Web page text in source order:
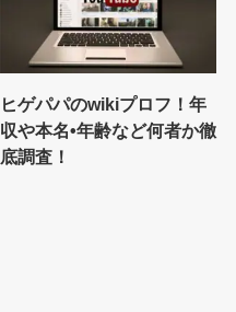
ヒゲパパのwikiプロフ！年
収や本名•年齢など何者か徹
底調査！